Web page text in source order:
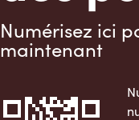
Numérisez ici
maintenant